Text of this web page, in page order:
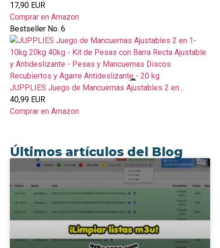
17,90 EUR
Comprar en Amazon
Bestseller No. 6
JUPPLIES Juego de Mancuernas Ajustables 2 en...
40,99 EUR
Comprar en Amazon
Últimos artículos del Blog